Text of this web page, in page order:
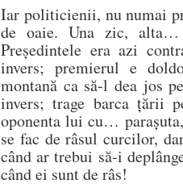
Iar politicienii, nu numai
de oaie. Una zic,
Preşedintele era azi
invers; premierul e
montană ca să-l dea jos
invers; trage barca ţării
oponenta lui cu…
se fac de râsul curcilor,
când ar trebui să-i
când ei sunt de râs!